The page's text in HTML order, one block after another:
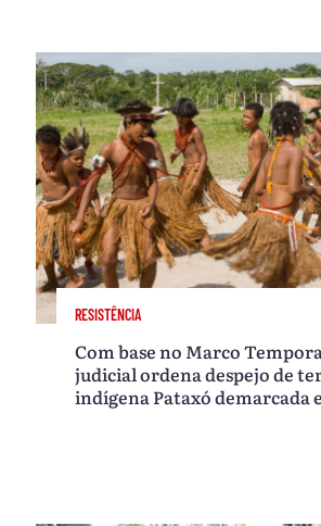
RESISTÊNCIA
Com base no Marco
judicial ordena despejo de
indígena Pataxó demarcada